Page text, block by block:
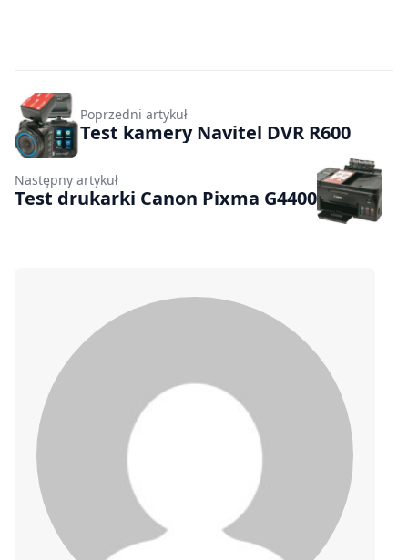
Poprzedni artykuł
Test kamery Navitel DVR R600
Następny artykuł
Test drukarki Canon Pixma G4400